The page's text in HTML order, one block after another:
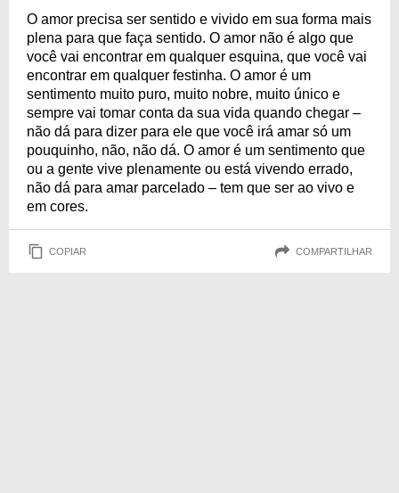
O amor precisa ser sentido e vivido em sua forma mais
plena para que faça sentido. O amor não é algo que
você vai encontrar em qualquer esquina, que você vai
encontrar em qualquer festinha. O amor é um
sentimento muito puro, muito nobre, muito único e
sempre vai tomar conta da sua vida quando chegar –
não dá para dizer para ele que você irá amar só um
pouquinho, não, não dá. O amor é um sentimento que
ou a gente vive plenamente ou está vivendo errado,
não dá para amar parcelado – tem que ser ao vivo e
em cores.
COPIAR COMPARTILHAR